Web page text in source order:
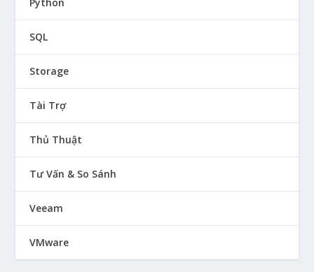
SQL
Storage
Tài Trợ
Thủ Thuật
Tư Vấn & So Sánh
Veeam
VMware